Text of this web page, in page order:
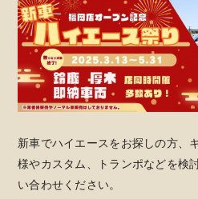
新車でハイエースをお探しの方、
様やカスタム、トランポなどを検
い合わせください。